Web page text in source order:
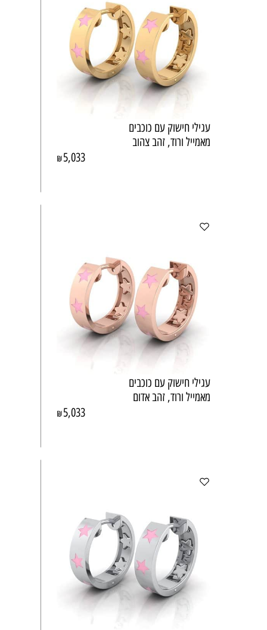
עגילי חישוק עם כוכבים
מאמייל ורוד, זהב צהוב
₪5,033
עגילי חישוק עם כוכבים
מאמייל ורוד, זהב אדום
₪5,033